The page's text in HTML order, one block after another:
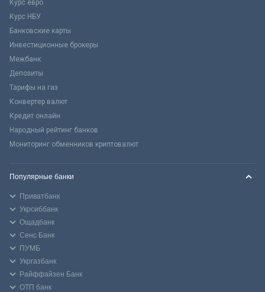
Курс евро
Курс НБУ
Банковские карты
Инвестиционные брокеры
Межбанк
Депозиты
Тарифы на газ
Конвертер валют
Кредит онлайн
Народный рейтинг банков
Мониторинг обменников криптовалют
Популярные банки
Приватбанк
Укрсиббанк
Ощадбанк
Сенс Банк
ПУМБ
Укргазбанк
Райффайзен Банк
ОТП банк